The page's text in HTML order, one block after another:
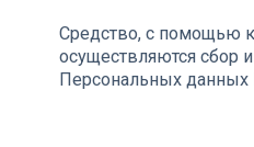
Средство, с помощью
осуществляются сбор
Персональных данных